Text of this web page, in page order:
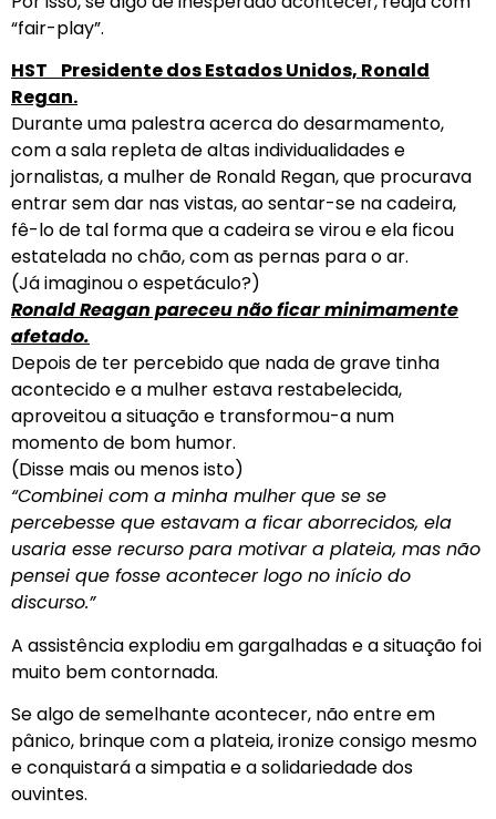
“fair-play”.
HST Presidente dos Estados Unidos, Ronald
Regan.
Durante uma palestra acerca do desarmamento,
com a sala repleta de altas individualidades e
jornalistas, a mulher de Ronald Regan, que procurava
entrar sem dar nas vistas, ao sentar-se na cadeira,
fê-lo de tal forma que a cadeira se virou e ela ficou
estatelada no chão, com as pernas para o ar.
(Já imaginou o espetáculo?)
Ronald Reagan pareceu não ficar minimamente
afetado.
Depois de ter percebido que nada de grave tinha
acontecido e a mulher estava restabelecida,
aproveitou a situação e transformou-a num
momento de bom humor.
(Disse mais ou menos isto)
“Combinei com a minha mulher que se se
percebesse que estavam a ficar aborrecidos, ela
usaria esse recurso para motivar a plateia, mas não
pensei que fosse acontecer logo no início do
discurso.”
A assistência explodiu em gargalhadas e a situação foi
muito bem contornada.
Se algo de semelhante acontecer, não entre em
pânico, brinque com a plateia, ironize consigo mesmo
e conquistará a simpatia e a solidariedade dos
ouvintes.